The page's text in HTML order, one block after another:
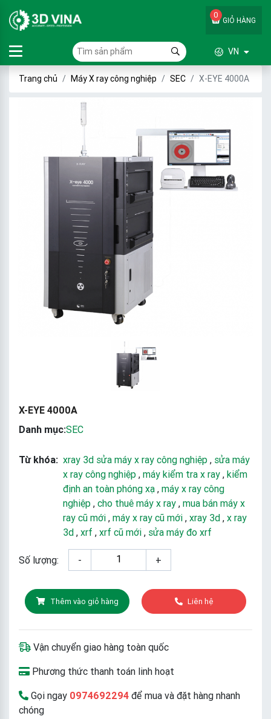
GIỎ HÀNG
0
VN
Trang chủ Máy X ray công nghiệp SEC X-EYE 4000A
X-EYE 4000A
Danh mục:SEC
Từ khóa: xray 3d sửa máy x ray công nghiệp , sửa máy
x ray công nghiệp , máy kiểm tra x ray , kiểm
định an toàn phóng xạ , máy x ray công
nghiệp , cho thuê máy x ray , mua bán máy x
ray cũ mới , máy x ray cũ mới , xray 3d , x ray
3d , xrf , xrf cũ mới , sửa máy đo xrf
Số lượng: - +
Thêm vào giỏ hàng Liên hệ
Vận chuyển giao hàng toàn quốc
Phương thức thanh toán linh hoạt
Gọi ngay 0974692294 để mua và đặt hàng nhanh
chóng